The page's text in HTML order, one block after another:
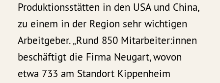
Produktionsstätten in den USA und China,
zu einem in der Region sehr wichtigen
Arbeitgeber. „Rund 850 Mitarbeiter:innen
beschäftigt die Firma Neugart, wovon
etwa 733 am Standort Kippenheim